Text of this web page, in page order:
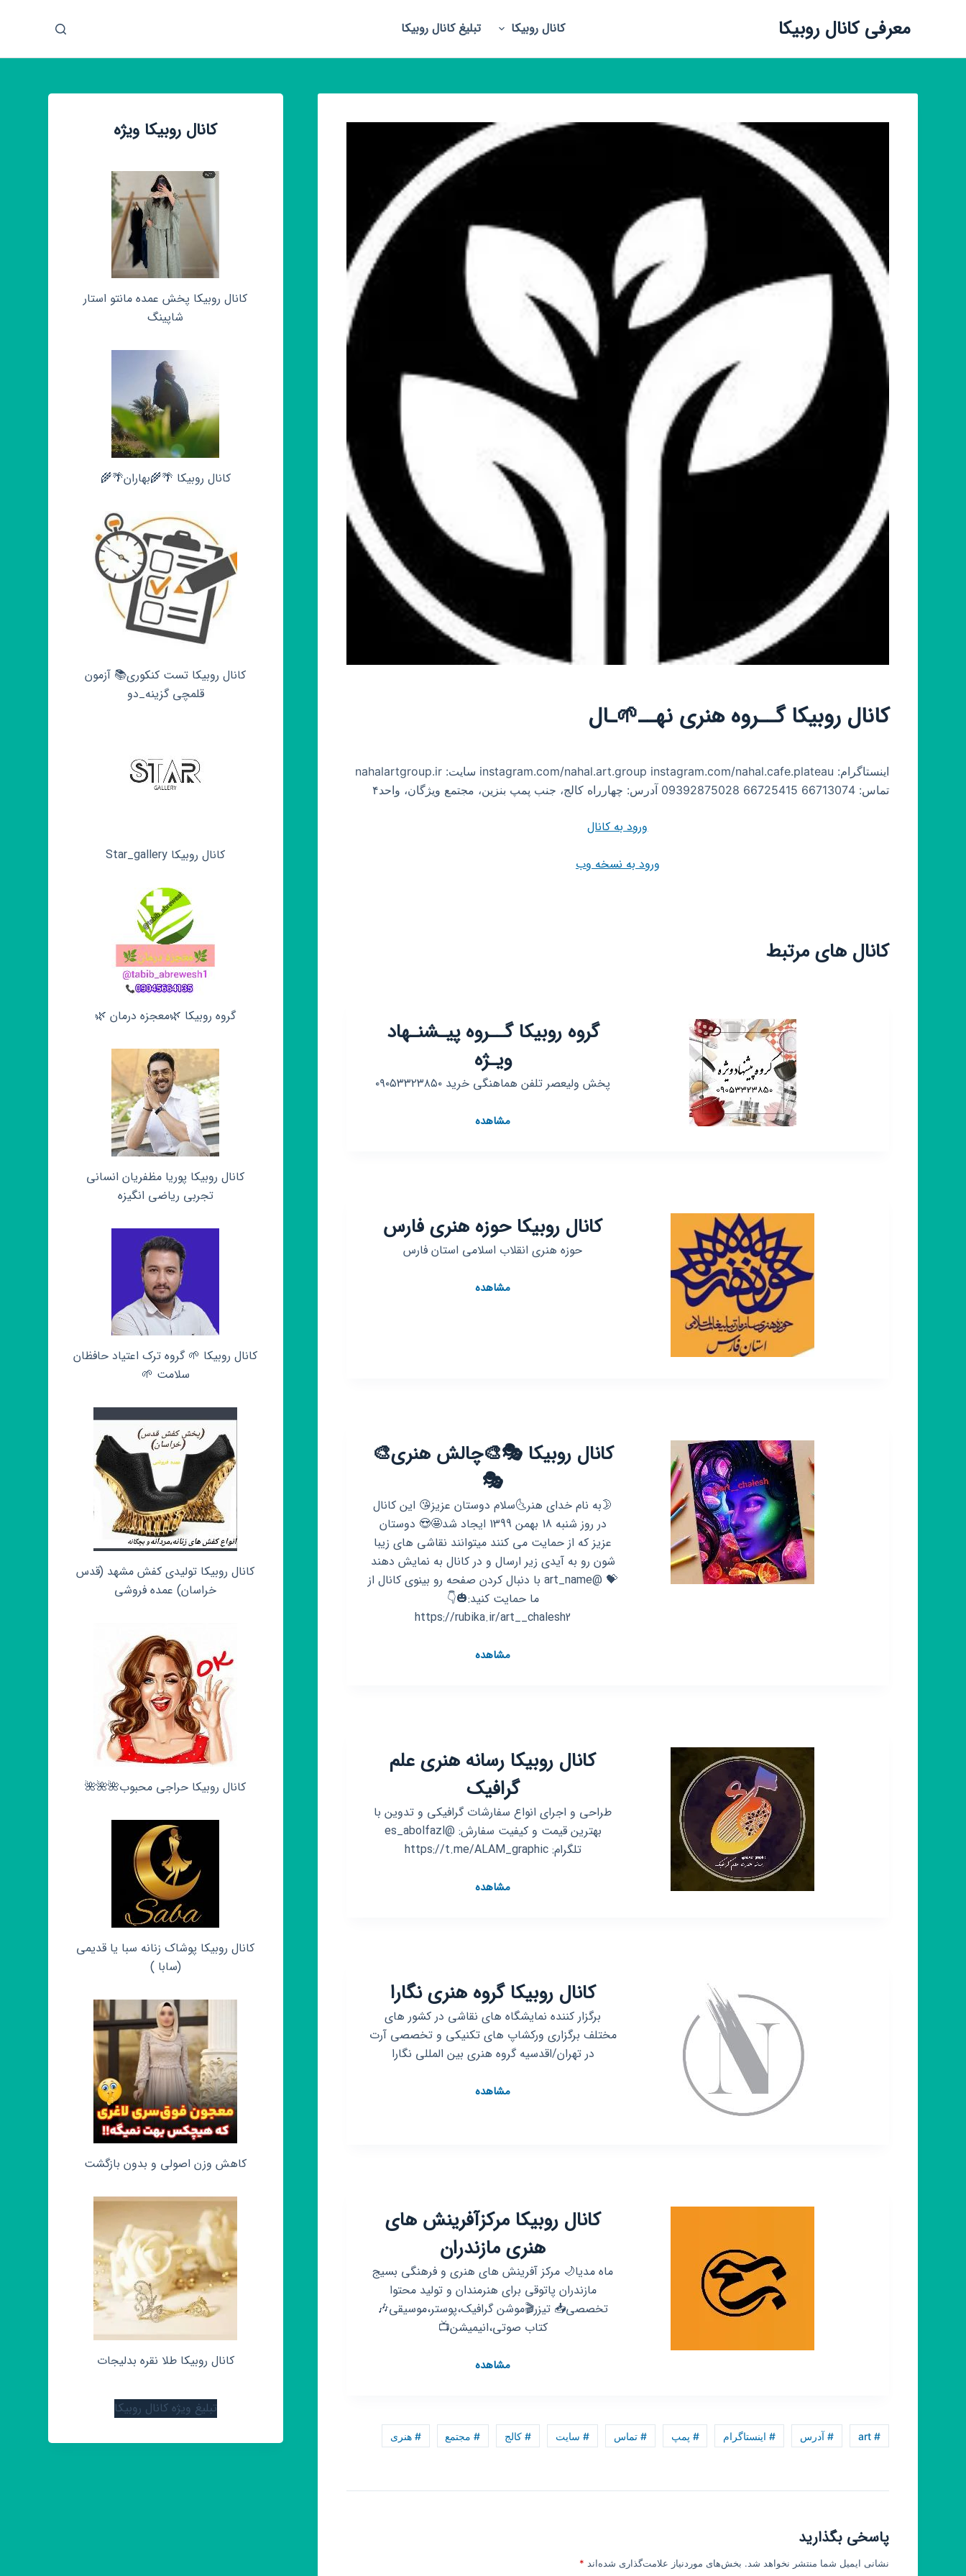
ش
معرفی کانال روبیکا کانال روبیکا تبلیغ کانال روبیکا
کانال روبیکا گــروه هنری نھــ🌱ـال
اینستاگرام: instagram.com/nahal.art.group instagram.com/nahal.cafe.plateau سایت: nahalartgroup.ir
تماس: 66713074 66725415 09392875028 آدرس: چهارراه کالج، جنب پمپ بنزین، مجتمع ویژگان، واحد۴
ورود به کانال
ورود به نسخه وب
کانال های مرتبط
گروه روبیکا گــروه پیـشنـهاد
ویـژه
پخش ولیعصر تلفن هماهنگی خرید ۰۹۰۵۳۳۲۳۸۵۰
مشاهدهگروه
کانال روبیکا حوزه هنری فارس
حوزه هنری انقلاب اسلامی استان فارس
مشاهدهکانال
کانال روبیکا 🎭🎨چالش هنری🎨
🎭
🌛به نام خدای هنر🌜سلام دوستان عزیز😘 این کانال
در روز شنبه 18 بهمن 1399 ایجاد شد🤩😍 دوستان
عزیز که از حمایت می کنند میتوانند نقاشی های زیبا
شون رو به آیدی زیر ارسال و در کانال به نمایش دهند
💝 @art_name با دنبال کردن صفحه رو بینوی کانال از
ما حمایت کنید:🎃👇
https://rubika.ir/art__chalesh2
مشاهدهکانال
🎨
کانال روبیکا رسانه هنری علم
گرافیک
طراحی و اجرای انواع سفارشات گرافیکی و تدوین با
بهترین قیمت و کیفیت سفارش: @es_abolfazl
تلگرام: https://t.me/ALAM_graphic
مشاهدهکانال
کانال روبیکا گروه هنری نگارا
برگزار کننده نمایشگاه های نقاشی در کشور های
مختلف برگزاری ورکشاپ های تکنیکی و تخصصی آرت
در تهران/اقدسیه گروه هنری بین المللی نگارا
مشاهدهکانال
کانال روبیکا مرکزآفرینش های
هنری مازندران
ماه مدیا🌙 مرکز آفرینش های هنری و فرهنگی بسیج
مازندران پاتوقی برای هنرمندان و تولید محتوا
تخصصی📥 تیزر🎬موشن گرافیک،پوستر،موسیقی🎶
کتاب صوتی،انیمیشن📺
مشاهدهکانال
هنری
مازندران
# art # آدرس # اینستاگرام # پمپ # تماس # سایت # کالج # مجتمع # هنری
پاسخی بگذارید
نشانی ایمیل شما منتشر نخواهد شد. بخش‌های موردنیاز علامت‌گذاری شده‌اند *
کانال روبیکا ویژه
کانال روبیکا پخش عمده مانتو استار
شاپینگ
کانال روبیکا 🌴🌾بهاران🌴🌾
کانال روبیکا تست کنکوری📚 آزمون
قلمچی‌‌ گزینه_دو
کانال روبیکا Star_gallery
گروه روبیکا 🌿معجزه درمان 🌿
کانال روبیکا پوریا مظفریان انسانی
تجربی ریاضی انگیزه
کانال روبیکا 🌱 گروه ترک اعتیاد حافظان
سلامت 🌱
کانال روبیکا تولیدی کفش مشهد (قدس
خراسان) عمده فروشی
کانال روبیکا حراجی محبوب🌺🌺🌺
کانال روبیکا پوشاک زنانه سبا یا قدیمی
(سابا )
کاهش وزن اصولی و بدون بازگشت
کانال روبیکا طلا نقره بدلیجات
تبلیغ ویژه کانال روبیکا